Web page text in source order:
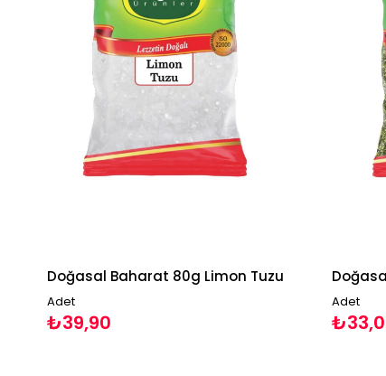
Doğasal Baharat 80g Limon Tuzu
Adet
₺39,90
Adet